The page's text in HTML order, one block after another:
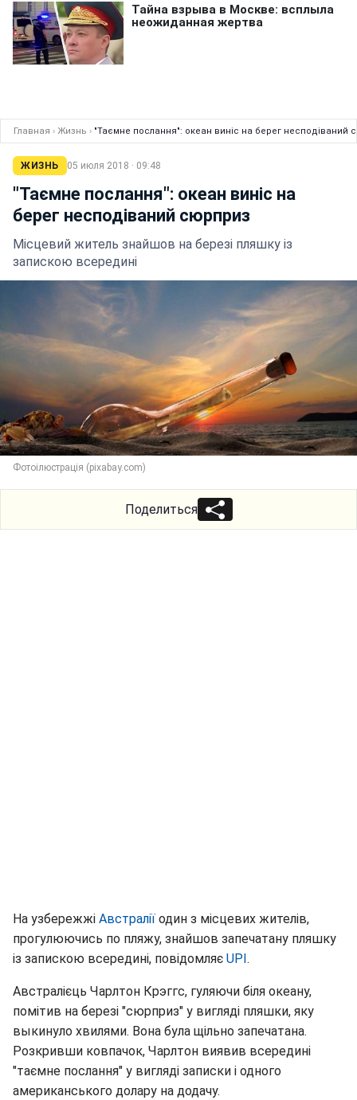
Главная › Жизнь › "Таємне послання": океан виніс на берег несподіваний
ЖИЗНЬ 05 июля 2018 · 09:48
"Таємне послання": океан виніс на
берег несподіваний сюрприз
Місцевий житель знайшов на березі пляшку із
запискою всередині
Фотоілюстрація (pixabay.com)
Поделиться
На узбережжі Австралії один з місцевих жителів,
прогулюючись по пляжу, знайшов запечатану пляшку
із запискою всередині, повідомляє UPI .
Австралієць Чарлтон Крэггс, гуляючи біля океану,
помітив на березі "сюрприз" у вигляді пляшки, яку
выкинуло хвилями. Вона була щільно запечатана.
Розкривши ковпачок, Чарлтон виявив всередині
"таємне послання" у вигляді записки і одного
американського долару на додачу.